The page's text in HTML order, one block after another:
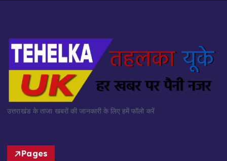
उत्तराखंड के ताजा खबरों की जानकारी के लिए हमें फॉलो करें
Pages